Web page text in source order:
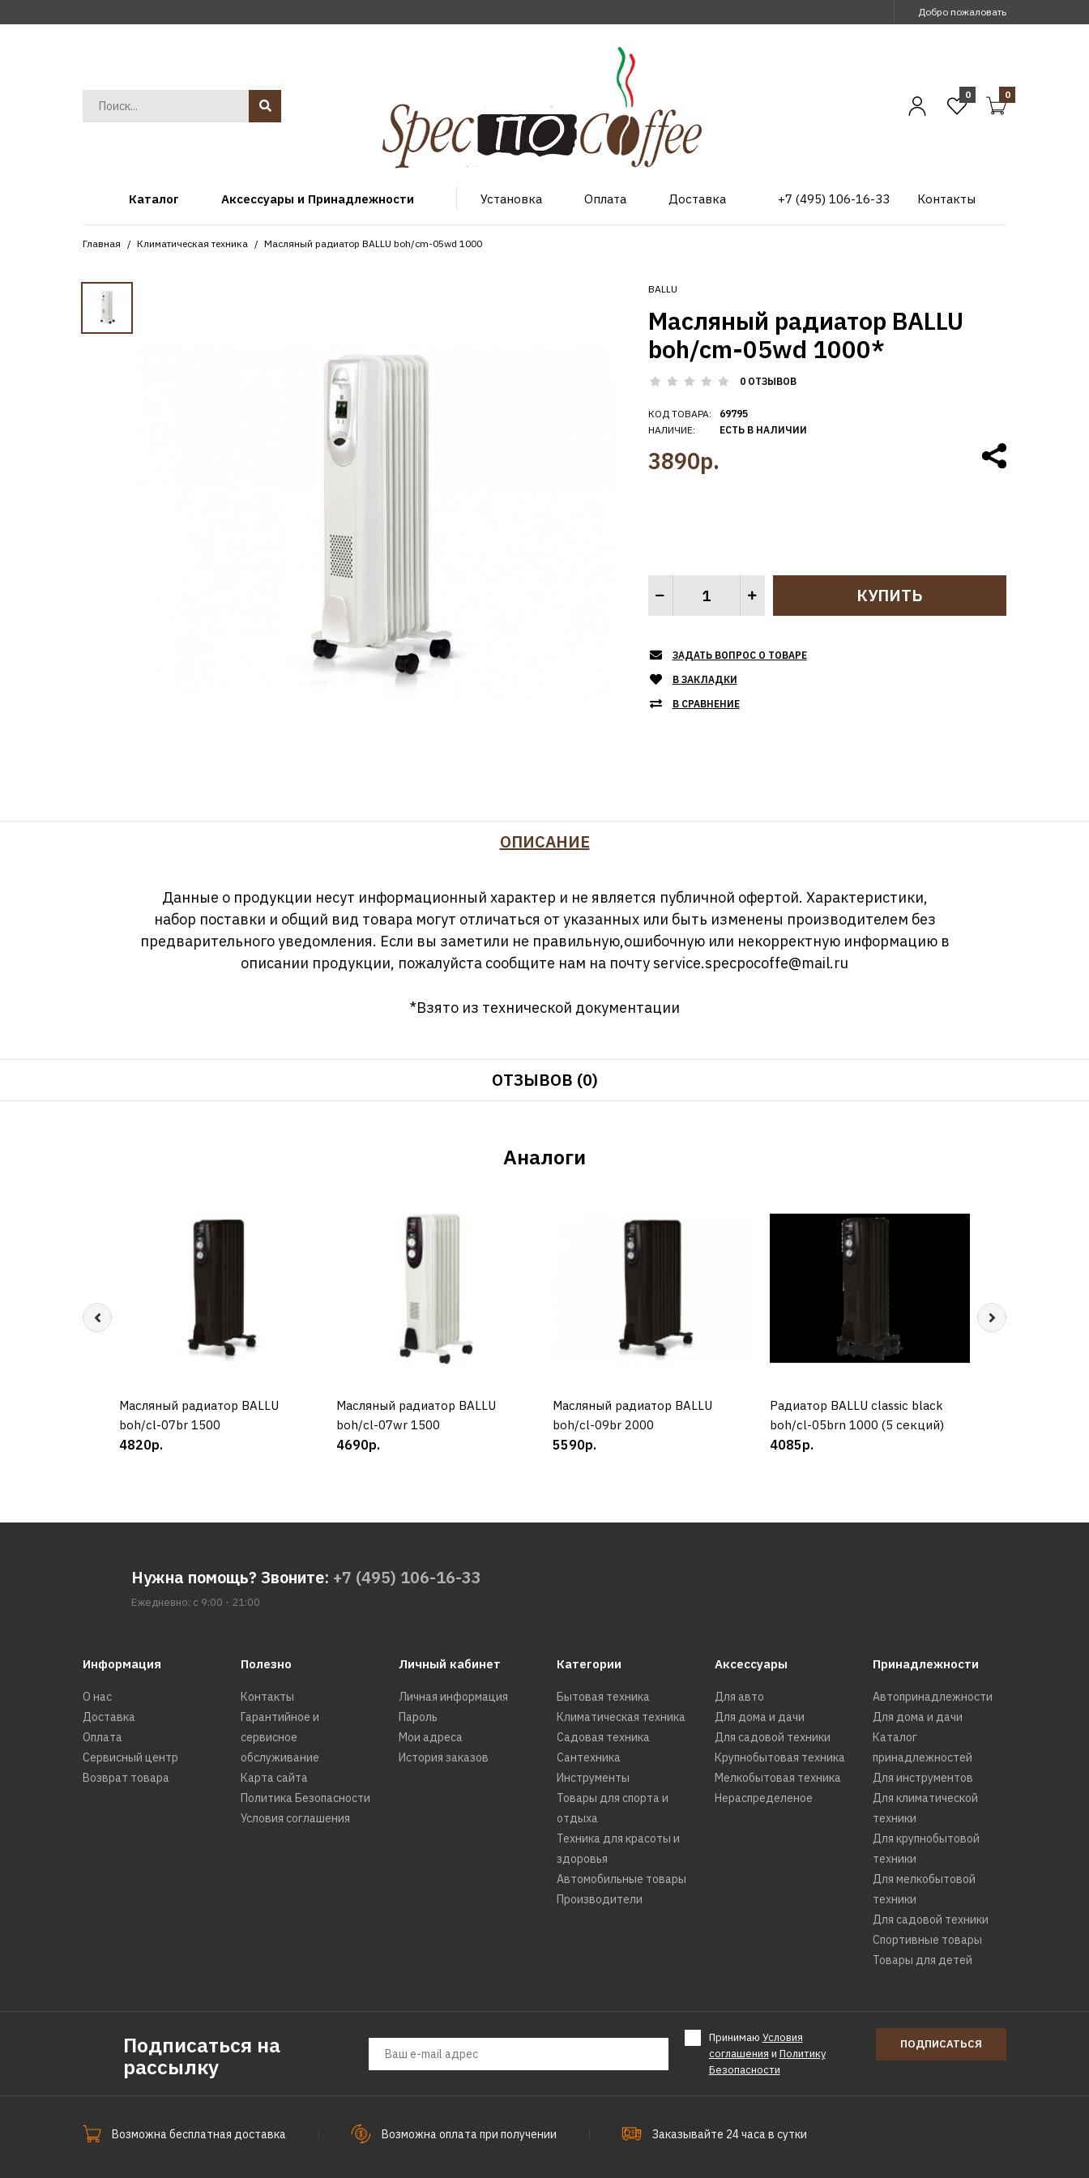
Добро пожаловать
0 0
Каталог Аксессуары и Принадлежности Установка Оплата Доставка +7 (495) 106-16-33 Контакты
Главная Климатическая техника Масляный радиатор BALLU boh/cm-05wd 1000
BALLU
Масляный радиатор BALLU
boh/cm-05wd 1000*
0 ОТЗЫВОВ
КОД ТОВАРА:
НАЛИЧИЕ:
69795
ЕСТЬ В НАЛИЧИИ
3890р.
ЗАДАТЬ ВОПРОС О ТОВАРЕ
В ЗАКЛАДКИ
В СРАВНЕНИЕ
ОПИСАНИЕ
Данные о продукции несут информационный характер и не является публичной офертой. Характеристики,
набор поставки и общий вид товара могут отличаться от указанных или быть изменены производителем без
предварительного уведомления. Если вы заметили не правильную,ошибочную или некорректную информацию в
описании продукции, пожалуйста сообщите нам на почтуservice.specpocoffe@mail.ru
*Взято из технической документации
ОТЗЫВОВ (0)
Аналоги
КУПИТЬ
Масляный радиатор BALLU
boh/cl-07br 1500
4820р.
КУПИТЬ
Масляный радиатор BALLU
boh/cl-07wr 1500
4690р.
КУПИТЬ
Масляный радиатор BALLU
boh/cl-09br 2000
5590р.
КУПИТЬ
Радиатор BALLU classic black
boh/cl-05brn 1000 (5 секций)
4085р.
Нужна помощь? Звоните: +7 (495) 106-16-33
Ежедневно: с 9:00 - 21:00
Информация
О нас
Доставка
Оплата
Сервисный центр
Возврат товара
Полезно
Контакты
Гарантийное и
сервисное
обслуживание
Карта сайта
Политика Безопасности
Условия соглашения
Личный кабинет
Личная информация
Пароль
Мои адреса
История заказов
Категории
Бытовая техника
Климатическая техника
Садовая техника
Сантехника
Инструменты
Товары для спорта и
отдыха
Техника для красоты и
здоровья
Автомобильные товары
Производители
Аксессуары
Для авто
Для дома и дачи
Для садовой техники
Крупнобытовая техника
Мелкобытовая техника
Нераспределеное
Принадлежности
Автопринадлежности
Для дома и дачи
Каталог
принадлежностей
Для инструментов
Для климатической
техники
Для крупнобытовой
техники
Для мелкобытовой
техники
Для садовой техники
Спортивные товары
Товары для детей
Подписаться на
рассылку
Принимаю Условия
соглашения и Политику
Безопасности
ПОДПИСАТЬСЯ
Возможна бесплатная доставка Возможна оплата при получении Заказывайте 24 часа в сутки